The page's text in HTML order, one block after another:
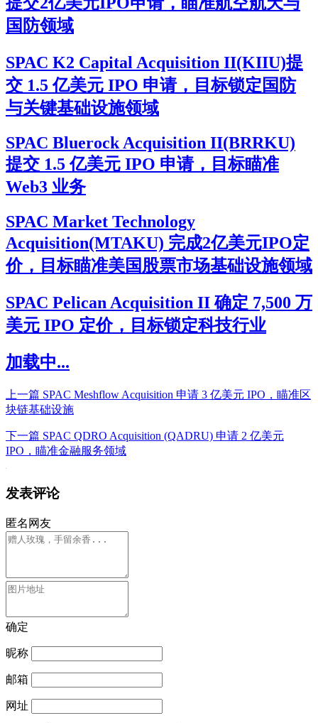
国防领域
SPAC K2 Capital Acquisition II(KIIU)提
交 1.5 亿美元 IPO 申请，目标锁定国防
与关键基础设施领域
SPAC Bluerock Acquisition II(BRRKU)
提交 1.5 亿美元 IPO 申请，目标瞄准
Web3 业务
SPAC Market Technology
Acquisition(MTAKU) 完成2亿美元IPO定
价，目标瞄准美国股票市场基础设施领域
SPAC Pelican Acquisition II 确定 7,500 万
美元 IPO 定价，目标锁定科技行业
加载中...
上一篇 SPAC Meshflow Acquisition 申请 3 亿美元 IPO，瞄准区
块链基础设施
下一篇 SPAC QDRO Acquisition (QADRU) 申请 2 亿美元
IPO，瞄准金融服务领域
发表评论
匿名网友
确定
昵称
邮箱
网址